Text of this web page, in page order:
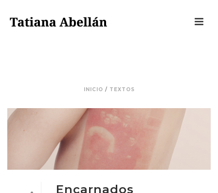
INICIO / TEXTOS
Encarnados